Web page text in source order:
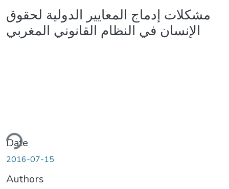
مشكلات إدماج المعايير الدولية لحقوق
الإنسان في النظام القانوني المغربي
Date
2016-07-15
Authors